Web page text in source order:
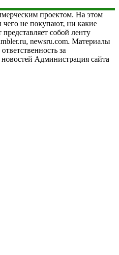
проектом. На этом
чего не покупают, ни какие
собой ленту
newsru.com. Материалы
за
Администрация сайта